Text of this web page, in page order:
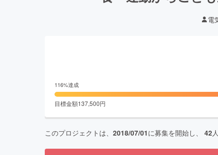
電
116%達成
目標金額137,500円
このプロジェクトは、 2018/07/01に募集を開始し、 42